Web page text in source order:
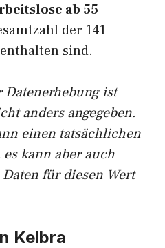
ab 55
der 141
sind.
Datenerhebung ist
anders angegeben.
einen tatsächlichen
es kann aber auch
für diesen Wert
Kelbra